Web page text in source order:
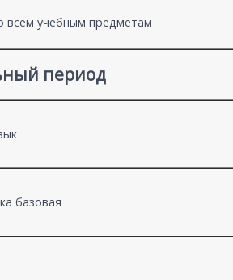
всем учебным предметам
период
базовая